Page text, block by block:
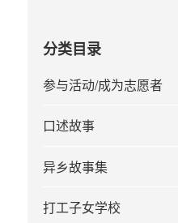
分类目录
参与活动/成为志愿者
口述故事
异乡故事集
打工子女学校